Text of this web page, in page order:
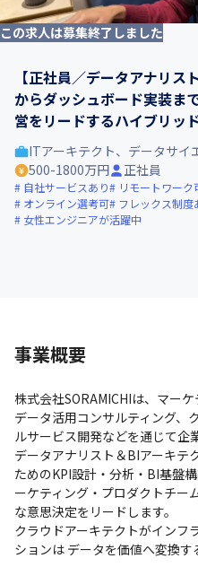
この求人は募集終了しました
【正社員／データアナリ
からダッシュボード実装ま
営をリードするハイブリッ
ITアーキテクト、データサイ
500-1800万円
正社員
自社サービスあり リモートワーク
オンライン選考可
フレックス制度
女性エンジニアが活躍中
事業概要
株式会社SORAMICHIは、マー
データ活用コンサルティング、
ルサービス開発などを通じて企
データアナリスト＆BIアーキテ
ためのKPI設計・分析・BI基盤
ーケティング・プロダクトチー
な意思決定をリードします。
クラウドアーキテクトがインフ
ションは データを価値へ変換す